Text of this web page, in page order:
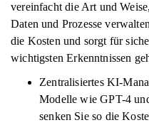
vereinfacht die Art und
Daten und Prozesse
die Kosten und sorgt für
wichtigsten Erkenntnissen
Zentralisiertes KI-
Modelle wie GPT-4
senken Sie so die